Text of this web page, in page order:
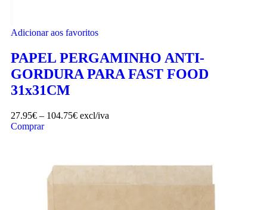
Adicionar aos favoritos
PAPEL PERGAMINHO ANTI-
GORDURA PARA FAST FOOD
31x31CM
27.95€ – 104.75€ excl/iva
Comprar